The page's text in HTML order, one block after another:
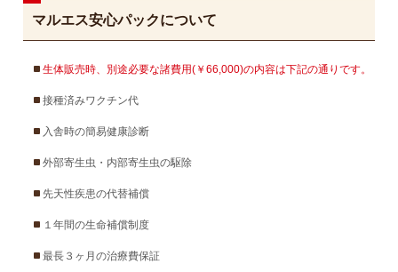
マルエス安心パックについて
生体販売時、別途必要な諸費用(￥66,000)の内容は下記の通りです。
接種済みワクチン代
入舎時の簡易健康診断
外部寄生虫・内部寄生虫の駆除
先天性疾患の代替補償
１年間の生命補償制度
最長３ヶ月の治療費保証